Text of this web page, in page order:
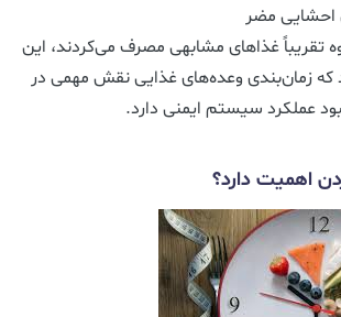
مضر
تقریباً غذاهای مشابهی مصرف می‌کردند، این
که زمان‌بندی وعده‌های غذایی نقش مهمی در
عملکرد سیستم ایمنی دارد.
اهمیت دارد؟